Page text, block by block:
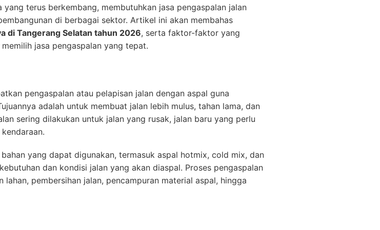
terus berkembang, membutuhkan jasa pengaspalan jalan
di berbagai sektor. Artikel ini akan membahas
di Tangerang Selatan tahun 2026, serta faktor-faktor yang
jasa pengaspalan yang tepat.
pengaspalan atau pelapisan jalan dengan aspal guna
adalah untuk membuat jalan lebih mulus, tahan lama, dan
sering dilakukan untuk jalan yang rusak, jalan baru yang perlu
yang dapat digunakan, termasuk aspal hotmix, cold mix, dan
dan kondisi jalan yang akan diaspal. Proses pengaspalan
pembersihan jalan, pencampuran material aspal, hingga